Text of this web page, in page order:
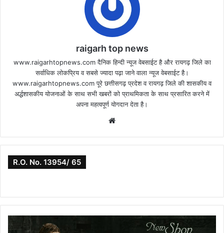
raigarh top news
www.raigarhtopnews.com दैनिक हिन्दी न्यूज वेबसाईट है और रायगढ़ जिले का
सर्वाधिक लोकप्रिय व सबसे ज्यादा पढ़ा जाने वाला न्यूज वेबसाईट है।
www.raigarhtopnews.com पूरे छत्तीसगढ़ प्रदेश व रायगढ़ जिले की शासकीय व
अर्द्धशासकीय योजनाओं के साथ सभी खबरों को प्राथमिकता के साथ प्रसारित करने में
अपना महत्वपूर्ण योगदान देता है।
R.O. No. 13954/ 65